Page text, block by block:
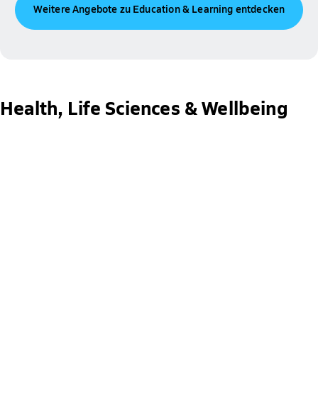
Weitere Angebote zu Education & Learning entdecken
Health, Life Sciences & Wellbeing